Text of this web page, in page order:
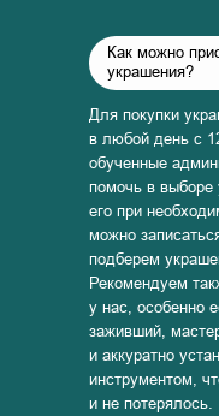
Как можно
украшения?
Для покупки
в любой день с
обученные
помочь в выборе
его при
можно
подберем
Рекомендуем
у нас, особенно
заживший,
и аккуратно
инструментом,
и не потерялось.